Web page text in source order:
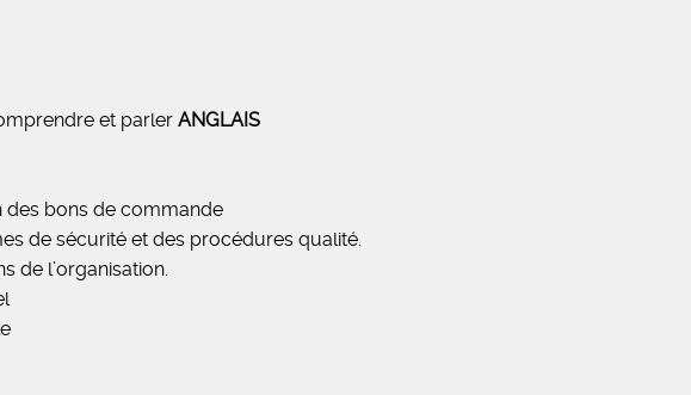
et parler ANGLAIS
des bons de commande
de sécurité et des procédures qualité.
de l’organisation.